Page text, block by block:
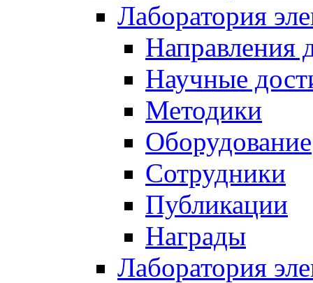
Лаборатория
Направления
Научные
Методики
Оборудование
Сотрудники
Публикации
Награды
Лаборатория